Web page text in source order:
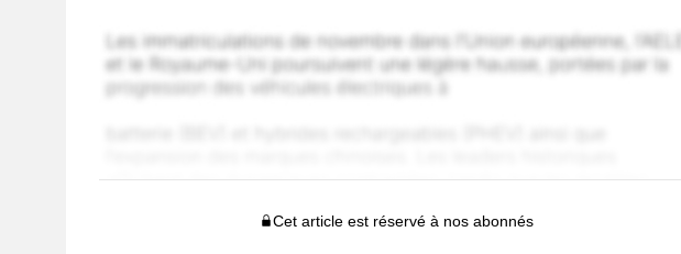
Cet article est réservé à nos abonnés